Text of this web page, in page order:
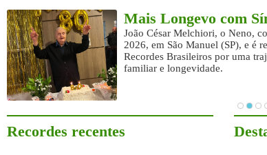
Mais Longevo com
João César Melchiori, o Neno,
2026, em São Manuel (SP), e é
Recordes Brasileiros por uma
familiar e longevidade.
Recordes recentes